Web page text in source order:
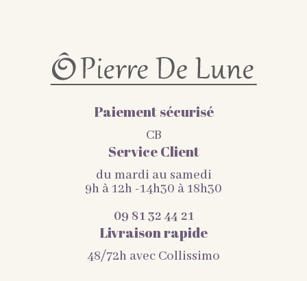
Paiement sécurisé
CB
Service Client
du mardi au samedi
9h à 12h -14h30 à 18h30
09 81 32 44 21
Livraison rapide
48/72h avec Collissimo